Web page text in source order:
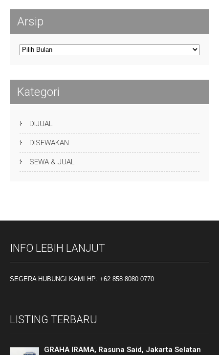
Arsip
Arsip
Kategori
DIJUAL
DISEWAKAN
SEWA & JUAL
INFO LEBIH LANJUT
SEGERA HUBUNGI KAMI HP: +62 858 8080 0770
LISTING TERBARU
GRAHA IRAMA, Rasuna Said, Jakarta Selatan